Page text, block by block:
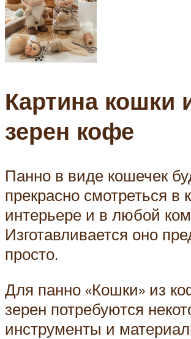
Картина кошки
зерен кофе
Панно в виде кошечек
прекрасно смотреться в
интерьере и в любой
Изготавливается оно
просто.
Для панно «Кошки» из
зерен потребуются
инструменты и